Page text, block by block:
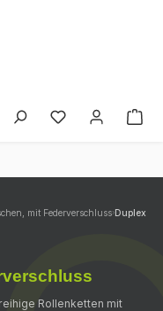
Du hast 0
mit Federverschluss›Duplex
Rollenketten mit